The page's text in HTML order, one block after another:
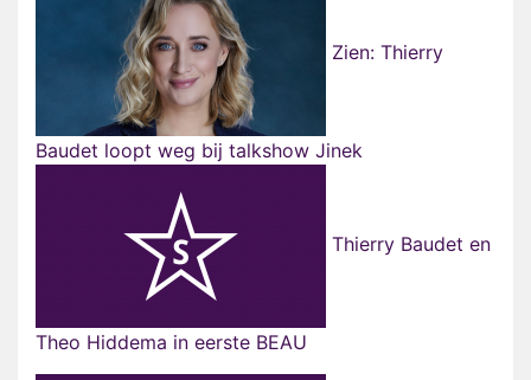
Zien: Thierry
Baudet loopt weg bij talkshow Jinek
Thierry Baudet en
Theo Hiddema in eerste BEAU